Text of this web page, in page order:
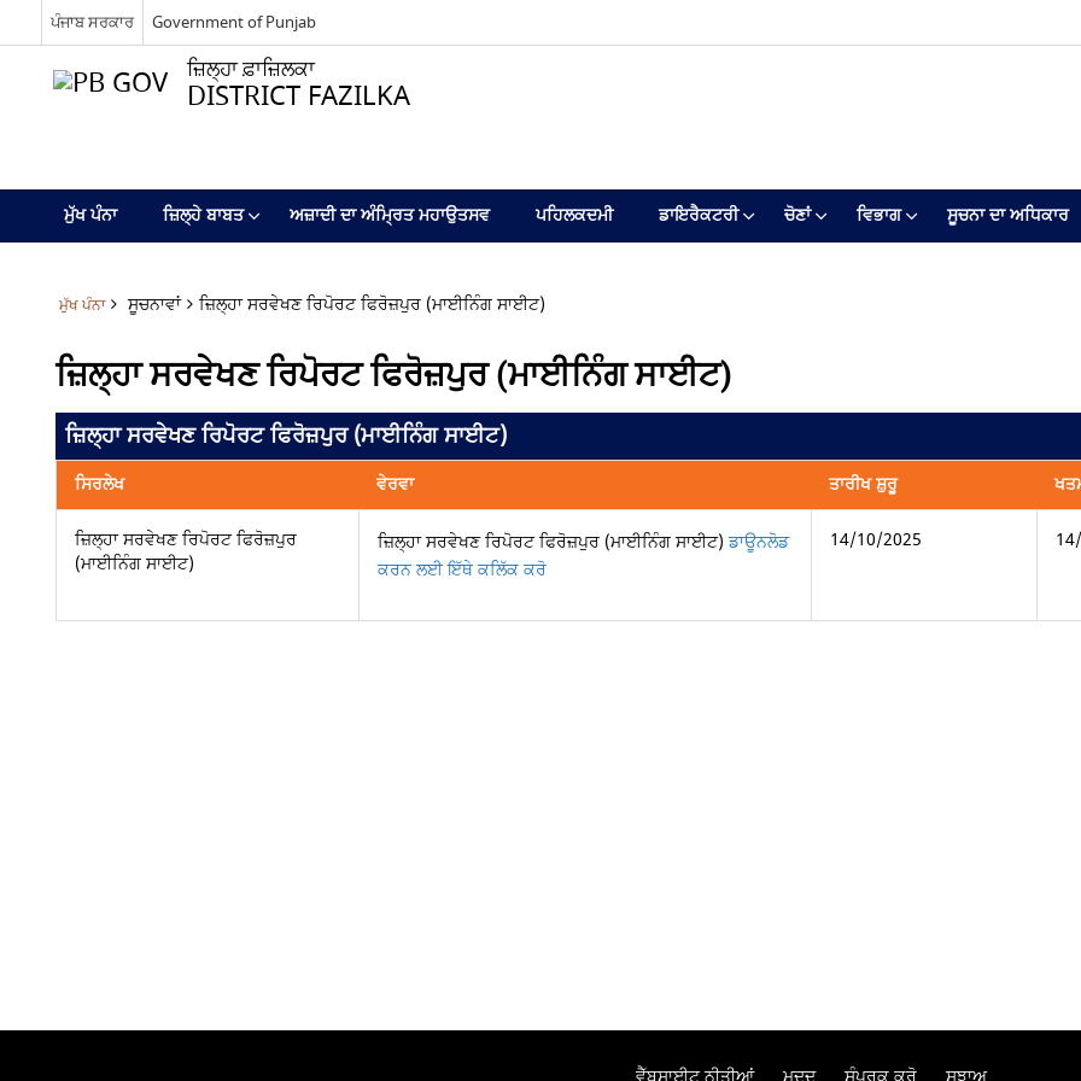
ਪੰਜਾਬ ਸਰਕਾਰ Government of Punjab
ਜ਼ਿਲ੍ਹਾ ਫ਼ਾਜ਼ਿਲਕਾ
DISTRICT FAZILKA
ਮੁੱਖ ਪੰਨਾ ਜ਼ਿਲ੍ਹੇ ਬਾਬਤ ਅਜ਼ਾਦੀ ਦਾ ਅੰਮ੍ਰਿਤ ਮਹਾਉਤਸਵ ਪਹਿਲਕਦਮੀ ਡਾਇਰੈਕਟਰੀ ਚੋਣਾਂ ਵਿਭਾਗ ਸੂਚਨਾ ਦਾ ਅਧਿਕਾਰ
ਮੁੱਖ ਪੰਨਾ ਸੂਚਨਾਵਾਂ ਜ਼ਿਲ੍ਹਾ ਸਰਵੇਖਣ ਰਿਪੋਰਟ ਫਿਰੋਜ਼ਪੁਰ (ਮਾਈਨਿੰਗ ਸਾਈਟ)
ਜ਼ਿਲ੍ਹਾ ਸਰਵੇਖਣ ਰਿਪੋਰਟ ਫਿਰੋਜ਼ਪੁਰ (ਮਾਈਨਿੰਗ ਸਾਈਟ)
ਜ਼ਿਲ੍ਹਾ ਸਰਵੇਖਣ ਰਿਪੋਰਟ ਫਿਰੋਜ਼ਪੁਰ (ਮਾਈਨਿੰਗ ਸਾਈਟ)
ਸਿਰਲੇਖ ਵੇਰਵਾ ਤਾਰੀਖ ਸ਼ੁਰੂ
ਜ਼ਿਲ੍ਹਾ ਸਰਵੇਖਣ ਰਿਪੋਰਟ ਫਿਰੋਜ਼ਪੁਰ
(ਮਾਈਨਿੰਗ ਸਾਈਟ)
ਜ਼ਿਲ੍ਹਾ ਸਰਵੇਖਣ ਰਿਪੋਰਟ ਫਿਰੋਜ਼ਪੁਰ (ਮਾਈਨਿੰਗ ਸਾਈਟ)ਡਾਊਨਲੋਡ
ਕਰਨ ਲਈ ਇੱਥੇ ਕਲਿੱਕ ਕਰੋ
14/10/2025